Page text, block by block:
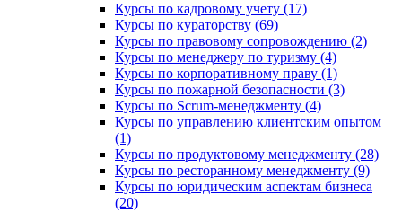
Курсы по кадровому учету (17)
Курсы по кураторству (69)
Курсы по правовому сопровождению (2)
Курсы по менеджеру по туризму (4)
Курсы по корпоративному праву (1)
Курсы по пожарной безопасности (3)
Курсы по Scrum-менеджменту (4)
Курсы по управлению клиентским опытом
(1)
Курсы по продуктовому менеджменту (28)
Курсы по ресторанному менеджменту (9)
Курсы по юридическим аспектам бизнеса
(20)